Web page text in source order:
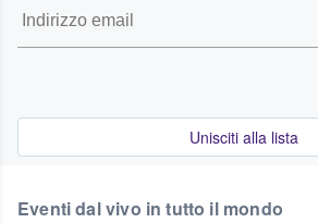
Unisciti alla lista
Eventi dal vivo in tutto il mondo